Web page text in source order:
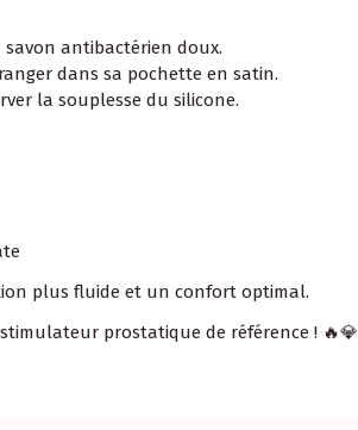
antibactérien doux.
dans sa pochette en satin.
la souplesse du silicone.
plus fluide et un confort optimal.
prostatique de référence ! 🔥💎